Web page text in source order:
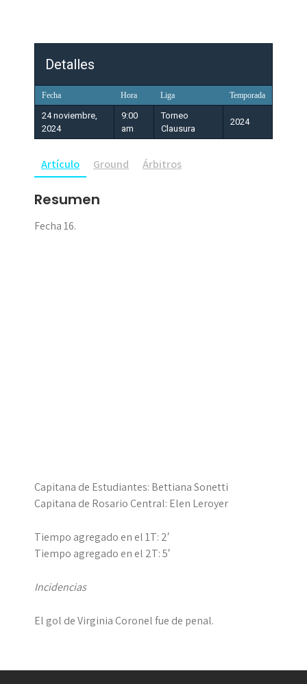
Detalles
Fecha Hora Liga Temporada
24 noviembre,
2024
9:00
am
Torneo
Clausura
2024
Artículo Ground Árbitros
Resumen
Fecha 16.
Capitana de Estudiantes: Bettiana Sonetti
Capitana de Rosario Central: Elen Leroyer
Tiempo agregado en el 1T: 2′
Tiempo agregado en el 2T: 5′
Incidencias
El gol de Virginia Coronel fue de penal.